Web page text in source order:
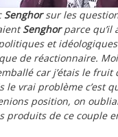
Senghorsur les
Senghorparce qu’il
et
de réactionnaire.
car j’étais le
le vrai problème c’est
position, on
produits de ce couple